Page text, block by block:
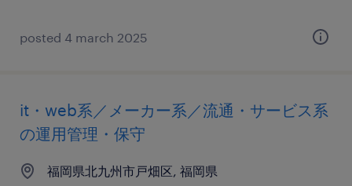
posted 4 march 2025
it・web系／メーカー系／流通・サービス系
の運用管理・保守
福岡県北九州市戸畑区, 福岡県